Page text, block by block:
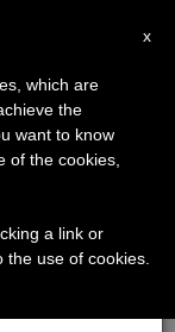
×
la pausa
de verano
el
x
which are
the
want to know
of the cookies,
a link or
use of cookies.